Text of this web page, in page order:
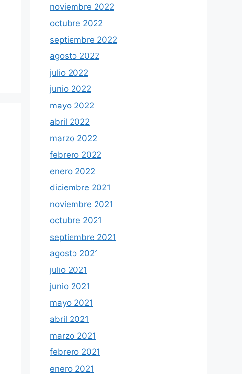
noviembre 2022
octubre 2022
septiembre 2022
agosto 2022
julio 2022
junio 2022
mayo 2022
abril 2022
marzo 2022
febrero 2022
enero 2022
diciembre 2021
noviembre 2021
octubre 2021
septiembre 2021
agosto 2021
julio 2021
junio 2021
mayo 2021
abril 2021
marzo 2021
febrero 2021
enero 2021